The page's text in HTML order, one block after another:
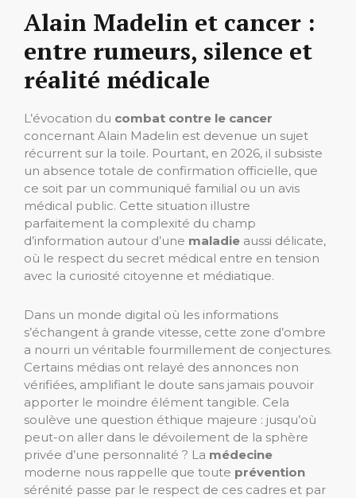
Alain Madelin et cancer :
entre rumeurs, silence et
réalité médicale
L’évocation du combat contre le cancer
concernant Alain Madelin est devenue un sujet
récurrent sur la toile. Pourtant, en 2026, il subsiste
un absence totale de confirmation officielle, que
ce soit par un communiqué familial ou un avis
médical public. Cette situation illustre
parfaitement la complexité du champ
d’information autour d’une maladie aussi délicate,
où le respect du secret médical entre en tension
avec la curiosité citoyenne et médiatique.
Dans un monde digital où les informations
s’échangent à grande vitesse, cette zone d’ombre
a nourri un véritable fourmillement de conjectures.
Certains médias ont relayé des annonces non
vérifiées, amplifiant le doute sans jamais pouvoir
apporter le moindre élément tangible. Cela
soulève une question éthique majeure : jusqu’où
peut-on aller dans le dévoilement de la sphère
privée d’une personnalité ? La médecine
moderne nous rappelle que toute prévention
sérénité passe par le respect de ces cadres et par